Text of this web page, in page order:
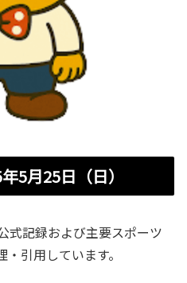
5月25日（日）
式記録および主要スポーツ
引用しています。